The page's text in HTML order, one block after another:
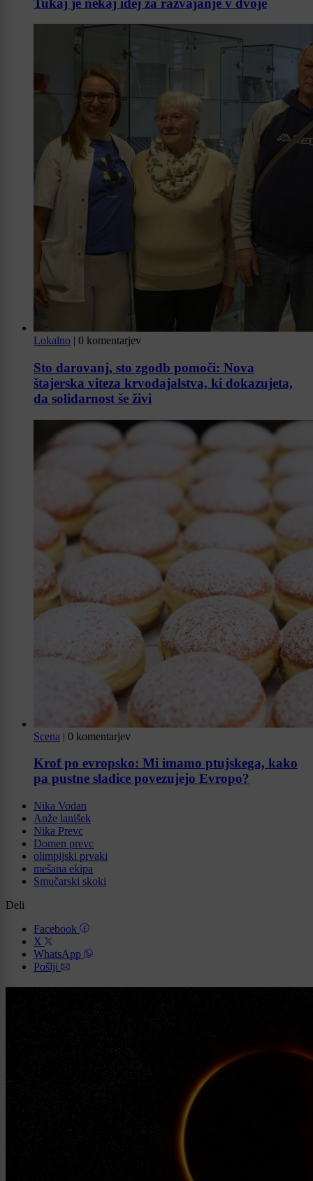
Lokalno | 0 komentarjev
Sto darovanj, sto zgodb pomoči: Nova
štajerska viteza krvodajalstva, ki dokazujeta,
da solidarnost še živi
Scena | 0 komentarjev
Krof po evropsko: Mi imamo ptujskega, kako
pa pustne sladice povezujejo Evropo?
Nika Vodan
Anže lanišek
Nika Prevc
Domen prevc
olimpijski prvaki
mešana ekipa
Smučarski skoki
Deli
Facebook
X
WhatsApp
Pošlji